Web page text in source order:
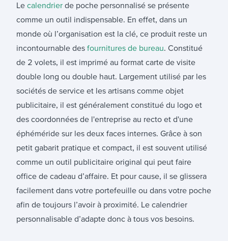
Le calendrier de poche personnalisé se présente
comme un outil indispensable. En effet, dans un
monde où l’organisation est la clé, ce produit reste un
incontournable des fournitures de bureau. Constitué
de 2 volets, il est imprimé au format carte de visite
double long ou double haut. Largement utilisé par les
sociétés de service et les artisans comme objet
publicitaire, il est généralement constitué du logo et
des coordonnées de l'entreprise au recto et d'une
éphéméride sur les deux faces internes. Grâce à son
petit gabarit pratique et compact, il est souvent utilisé
comme un outil publicitaire original qui peut faire
office de cadeau d’affaire. Et pour cause, il se glissera
facilement dans votre portefeuille ou dans votre poche
afin de toujours l’avoir à proximité. Le calendrier
personnalisable d’adapte donc à tous vos besoins.